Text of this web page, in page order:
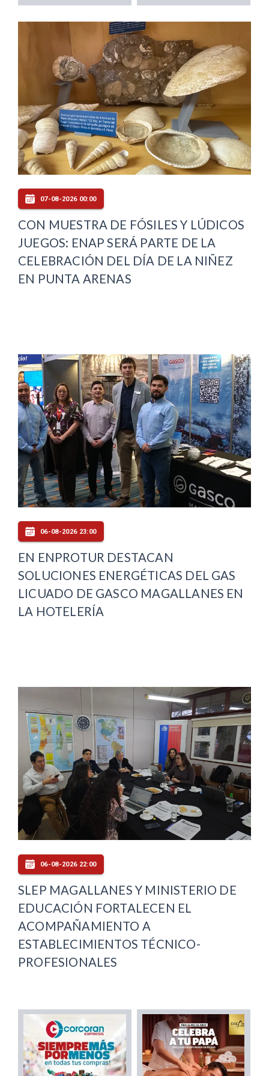
07-08-2026 00:00
CON MUESTRA DE FÓSILES Y LÚDICOS
JUEGOS: ENAP SERÁ PARTE DE LA
CELEBRACIÓN DEL DÍA DE LA NIÑEZ
EN PUNTA ARENAS
06-08-2026 23:00
EN ENPROTUR DESTACAN
SOLUCIONES ENERGÉTICAS DEL GAS
LICUADO DE GASCO MAGALLANES EN
LA HOTELERÍA
06-08-2026 22:00
SLEP MAGALLANES Y MINISTERIO DE
EDUCACIÓN FORTALECEN EL
ACOMPAÑAMIENTO A
ESTABLECIMIENTOS TÉCNICO-
PROFESIONALES